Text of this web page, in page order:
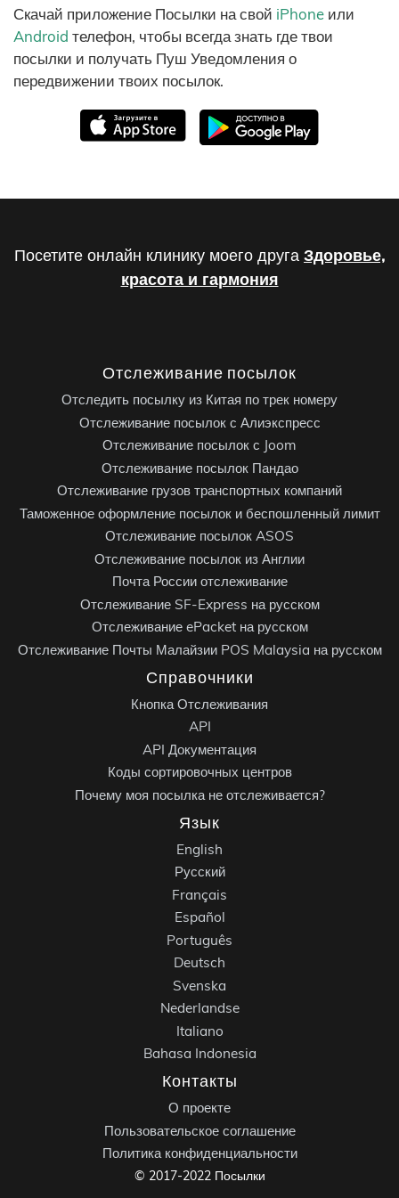
Скачай приложение Посылки на свой iPhone или
Android телефон, чтобы всегда знать где твои
посылки и получать Пуш Уведомления о
передвижении твоих посылок.
Посетите онлайн клинику моего друга Здоровье,
красота и гармония
Отслеживание посылок
Отследить посылку из Китая по трек номеру
Отслеживание посылок с Алиэкспресс
Отслеживание посылок с Joom
Отслеживание посылок Пандао
Отслеживание грузов транспортных компаний
Таможенное оформление посылок и беспошленный лимит
Отслеживание посылок ASOS
Отслеживание посылок из Англии
Почта России отслеживание
Отслеживание SF-Express на русском
Отслеживание ePacket на русском
Отслеживание Почты Малайзии POS Malaysia на русском
Справочники
Кнопка Отслеживания
API
API Документация
Коды сортировочных центров
Почему моя посылка не отслеживается?
Язык
English
Русский
Français
Español
Português
Deutsch
Svenska
Nederlandse
Italiano
Bahasa Indonesia
Контакты
О проекте
Пользовательское соглашение
Политика конфиденциальности
© 2017-2022 Посылки